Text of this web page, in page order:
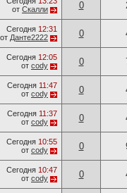
от Скалли 0
Сегодня 12:31
от Данте2222 0
Сегодня 12:05
от cody 0
Сегодня 11:47
от cody 0
Сегодня 11:37
от cody 0
Сегодня 10:55
от cody 0
Сегодня 10:47
от cody 0